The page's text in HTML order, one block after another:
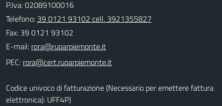
P.Iva: 02089100016
Telefono: 39 0121 93102 cell. 3921355827
Fax: 39 0121 93102
E-mail:
PEC:
Codice univoco di fatturazione (Necessario per emettere fattura
elettronica): UFF4PJ